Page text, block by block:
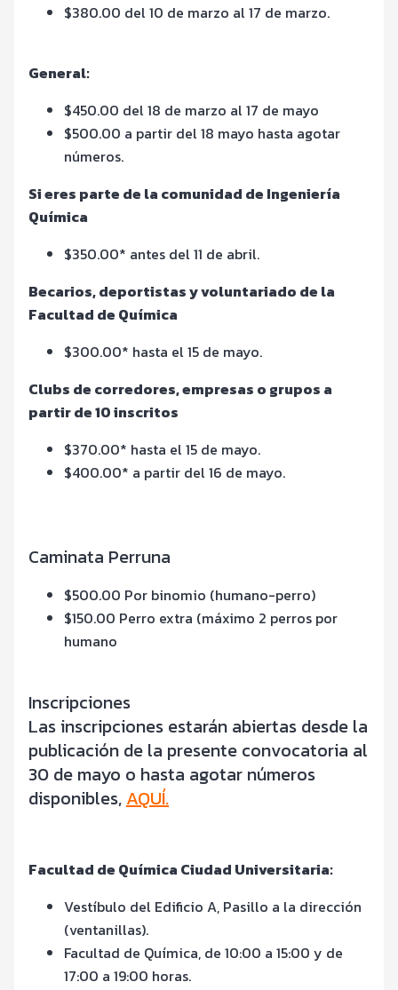
$380.00 del 10 de marzo al 17 de marzo.
General:
$450.00 del 18 de marzo al 17 de mayo
$500.00 a partir del 18 mayo hasta agotar
números.
Si eres parte de la comunidad de Ingeniería
Química
$350.00* antes del 11 de abril.
Becarios, deportistas y voluntariado de la
Facultad de Química
$300.00* hasta el 15 de mayo.
Clubs de corredores, empresas o grupos a
partir de 10 inscritos
$370.00* hasta el 15 de mayo.
$400.00* a partir del 16 de mayo.
Caminata Perruna
$500.00 Por binomio (humano-perro)
$150.00 Perro extra (máximo 2 perros por
humano
Inscripciones
Las inscripciones estarán abiertas desde la
publicación de la presente convocatoria al
30 de mayo o hasta agotar números
disponibles, AQUÍ.
Facultad de Química Ciudad Universitaria:
Vestíbulo del Edificio A, Pasillo a la dirección
(ventanillas).
Facultad de Química, de 10:00 a 15:00 y de
17:00 a 19:00 horas.